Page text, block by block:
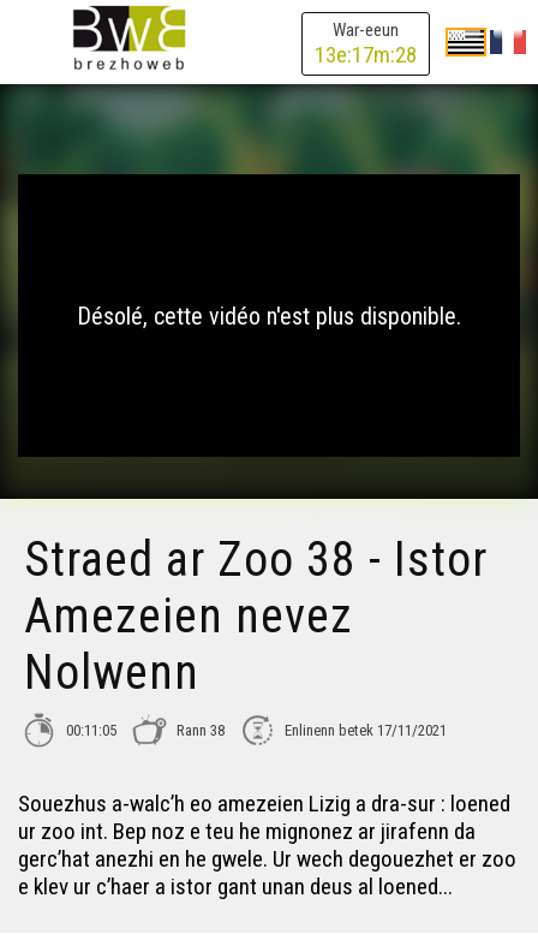
War-eeun
13e:17m:28
Désolé, cette vidéo n'est plus disponible.
Straed ar Zoo 38 - Istor
Amezeien nevez
Nolwenn
00:11:05 Rann 38 Enlinenn betek 17/11/2021
Souezhus a-walc’h eo amezeien Lizig a dra-sur : loened
ur zoo int. Bep noz e teu he mignonez ar jirafenn da
gerc’hat anezhi en he gwele. Ur wech degouezhet er zoo
e klev ur c’haer a istor gant unan deus al loened...